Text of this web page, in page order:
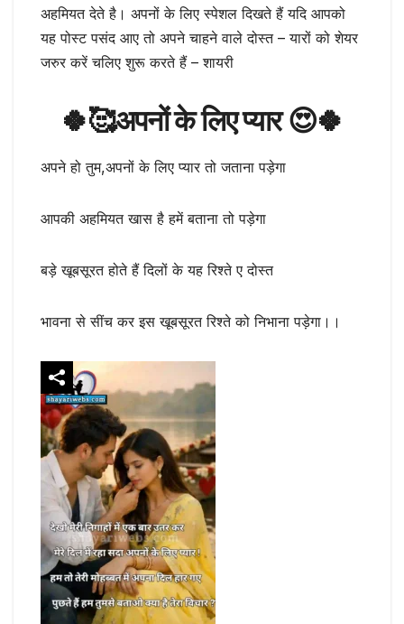
अहमियत देते है। अपनों के लिए स्पेशल दिखते हैं यदि आपको
यह पोस्ट पसंद आए तो अपने चाहने वाले दोस्त – यारों को शेयर
जरुर करें चलिए शुरू करते हैं – शायरी
🍀🥰अपनों के लिए प्यार 😍🍀
अपने हो तुम,अपनों के लिए प्यार तो जताना पड़ेगा
आपकी अहमियत खास है हमें बताना तो पड़ेगा
बड़े खूबसूरत होते हैं दिलों के यह रिश्ते ए दोस्त
भावना से सींच कर इस खूबसूरत रिश्ते को निभाना पड़ेगा।।